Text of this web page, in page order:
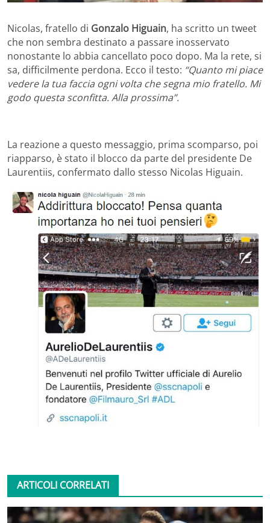
Nicolas, fratello di Gonzalo Higuain, ha scritto un tweet
che non sembra destinato a passare inosservato
nonostante lo abbia cancellato poco dopo. Ma la rete, si
sa, difficilmente perdona. Ecco il testo: “Quanto mi piace
vedere la tua faccia ogni volta che segna mio fratello. Mi
godo questa sconfitta. Alla prossima”.
La reazione a questo messaggio, prima scomparso, poi
riapparso, è stato il blocco da parte del presidente De
Laurentiis, confermato dallo stesso Nicolas Higuain.
ARTICOLI CORRELATI